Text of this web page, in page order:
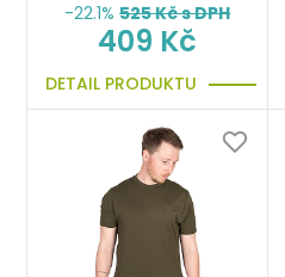
-22.1% 525Kč s DPH
409 Kč
DETAIL PRODUKTU